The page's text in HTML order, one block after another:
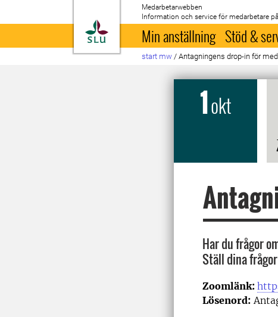
Till startsida
Medarbetarwebben
Information och service för medarbetare
Min anställning Stöd &
start mw / Antagningens drop-in för
1okt
Har du frågor
Ställ dina
Zoomlänk:
Lösenord: